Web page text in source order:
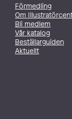
Förmedling
Om
Bli medlem
Vår katalog
Beställarguiden
Aktuellt